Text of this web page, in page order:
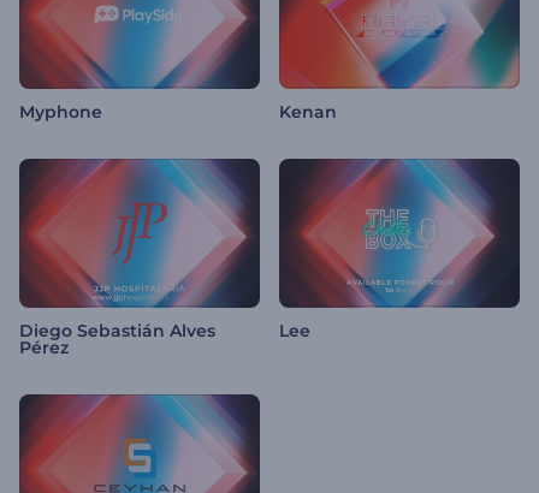
Myphone Kenan
Diego Sebastián Alves
Pérez
Lee